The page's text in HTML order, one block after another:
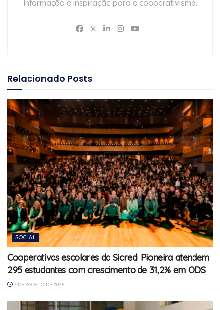
Informação e inspiração para o cooperativismo.
Relacionado Posts
SOCIAL
Cooperativas escolares da Sicredi Pioneira atendem
295 estudantes com crescimento de 31,2% em ODS
7 DE AGOSTO DE 2026